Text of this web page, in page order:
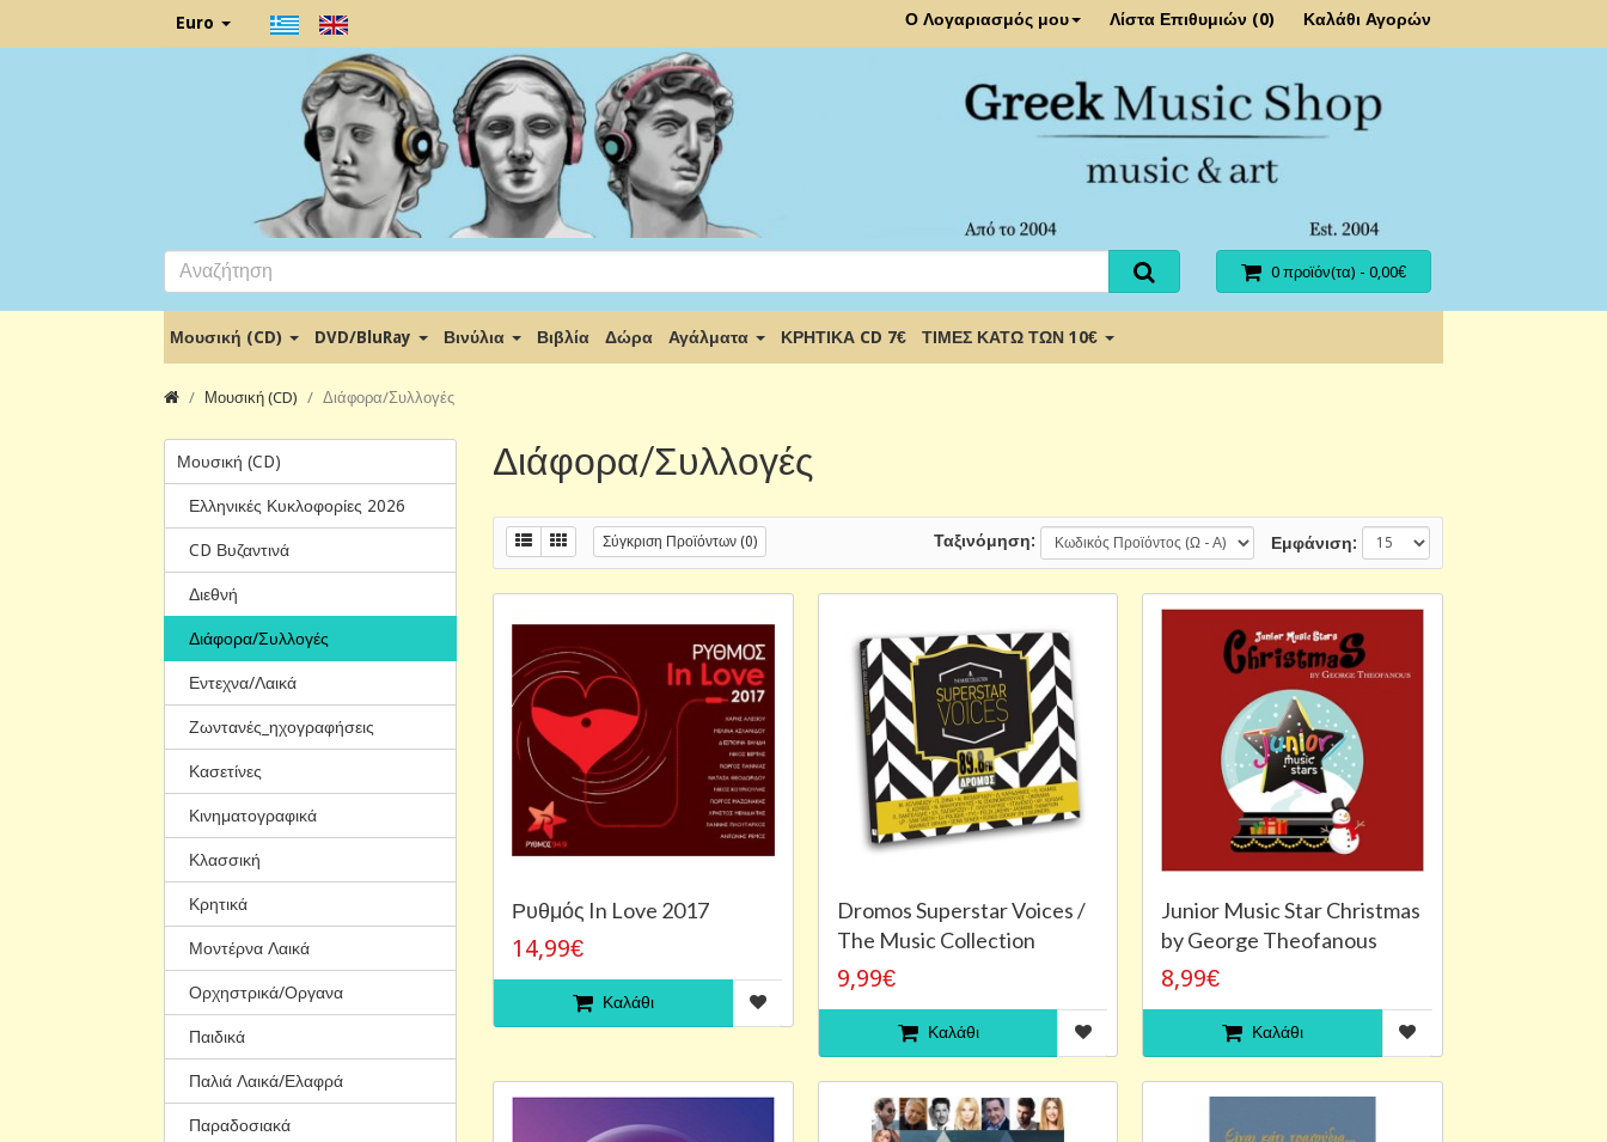
Euro Ο Λογαριασμός μου Λίστα Επιθυμιών (0) Καλάθι Αγορών
0 προϊόν(τα) - 0,00€
Μουσική (CD) DVD/BluRay Βινύλια Βιβλία Δώρα Αγάλματα ΚΡΗΤΙΚΑ CD 7€ ΤΙΜΕΣ ΚΑΤΩ ΤΩΝ 10€
Μουσική (CD) Διάφορα/Συλλογές
Μουσική (CD)
Ελληνικές Κυκλοφορίες 2026
CD Βυζαντινά
Διεθνή
Διάφορα/Συλλογές
Εντεχνα/Λαικά
Ζωντανές_ηχογραφήσεις
Κασετίνες
Κινηματογραφικά
Κλασσική
Κρητικά
Μοντέρνα Λαικά
Ορχηστρικά/Οργανα
Παιδικά
Παλιά Λαικά/Ελαφρά
Παραδοσιακά
Διάφορα/Συλλογές
Σύγκριση Προϊόντων (0) Ταξινόμηση: Εμφάνιση:
Ρυθμός In Love 2017
14,99€
Καλάθι
Dromos Superstar Voices /
The Music Collection
9,99€
Καλάθι
Junior Music Star Christmas
by George Theofanous
8,99€
Καλάθι